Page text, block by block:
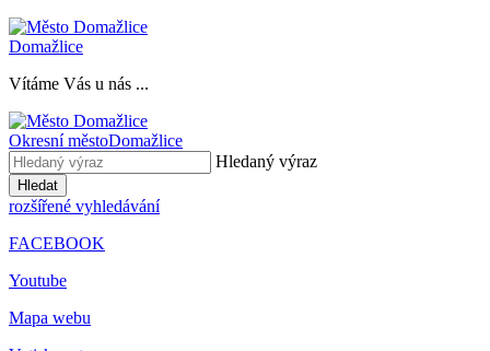
Domažlice
Vítáme Vás u nás ...
Okresní městoDomažlice
Hledaný výraz
Hledat
rozšířené vyhledávání
FACEBOOK
Youtube
Mapa webu